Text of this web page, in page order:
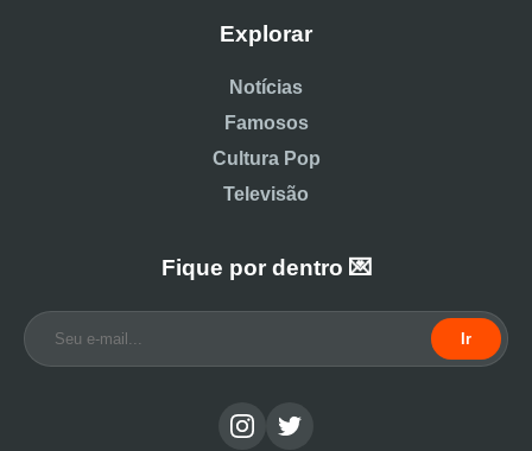
Explorar
Notícias
Famosos
Cultura Pop
Televisão
Fique por dentro 💌
Ir